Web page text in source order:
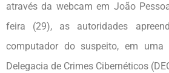
através da webcam em João
feira (29), as autoridades
computador do suspeito, em uma
Delegacia de Crimes Cibernéticos